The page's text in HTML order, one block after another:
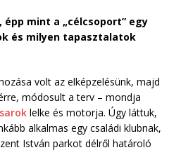
mint a „célcsoport” egy
és milyen tapasztalatok
volt az elképzelésünk, majd
módosult a terv – mondja
lelke és motorja. Úgy láttuk,
alkalmas egy családi klubnak,
István parkot délről határoló